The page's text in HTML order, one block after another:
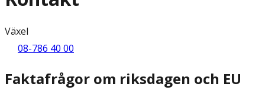
Växel
08-786 40 00
Faktafrågor om riksdagen och EU